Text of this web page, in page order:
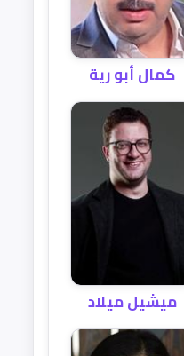
كمال أبو رية
ميشيل ميلاد